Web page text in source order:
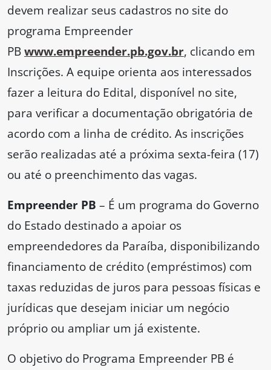
devem realizar seus cadastros no site do
programa Empreender
PBwww.empreender.pb.gov.br, clicando em
Inscrições. A equipe orienta aos interessados
fazer a leitura do Edital, disponível no site,
para verificar a documentação obrigatória de
acordo com a linha de crédito. As inscrições
serão realizadas até a próxima sexta-feira (17)
ou até o preenchimento das vagas.
Empreender PB – É um programa do Governo
do Estado destinado a apoiar os
empreendedores da Paraíba, disponibilizando
financiamento de crédito (empréstimos) com
taxas reduzidas de juros para pessoas físicas e
jurídicas que desejam iniciar um negócio
próprio ou ampliar um já existente.
O objetivo do Programa Empreender PB é